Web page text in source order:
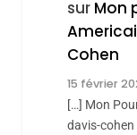
3
sur Mon
Cohen
15 février
[…] Mon
davis-cohen